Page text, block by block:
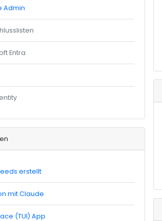
Admin
Entra
erstellt
mit Claude
(TUI) App